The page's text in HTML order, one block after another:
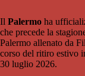
Il Palermo ha
che precede la
Palermo allenato da
corso del ritiro estivo
30 luglio 2026.